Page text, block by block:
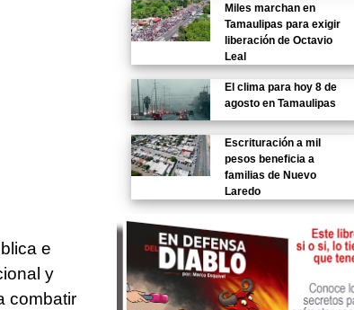
e
y
combatir
Miles marchan en
Tamaulipas para exigir
liberación de Octavio
Leal
El clima para hoy 8 de
agosto en Tamaulipas
Escrituración a mil
pesos beneficia a
familias de Nuevo
Laredo